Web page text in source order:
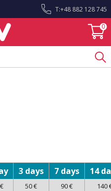
T:+48 882 128 745
0
3 days 7 days 14
50 € 90 €
140